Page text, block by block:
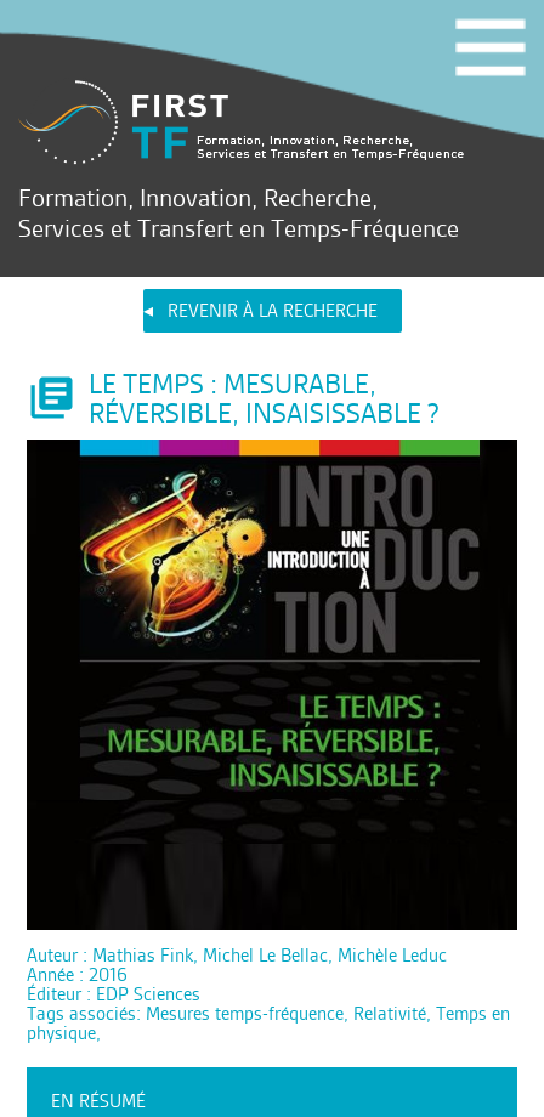
Formation, Innovation, Recherche,
Services et Transfert en Temps-Fréquence
REVENIR À LA RECHERCHE
LE TEMPS : MESURABLE,
RÉVERSIBLE, INSAISISSABLE ?
Auteur : Mathias Fink, Michel Le Bellac, Michèle Leduc
Année : 2016
Éditeur : EDP Sciences
Tags associés: Mesures temps-fréquence, Relativité, Temps en
physique,
EN RÉSUMÉ